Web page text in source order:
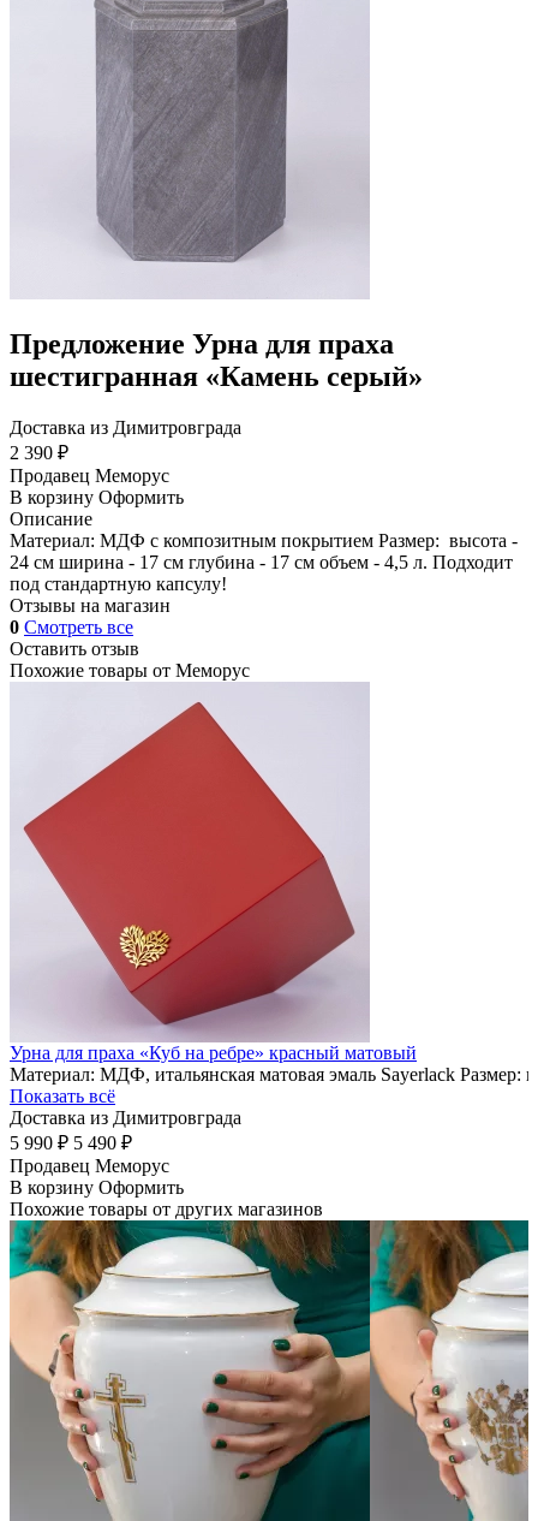
Предложение Урна для праха
шестигранная «Камень серый»
Доставка из Димитровграда
2 390 ₽
Продавец Меморус
В корзину Оформить
Описание
Материал: МДФ с композитным покрытием Размер: высота -
24 см ширина - 17 см глубина - 17 см объем - 4,5 л. Подходит
под стандартную капсулу!
Отзывы на магазин
0 Смотреть все
Оставить отзыв
Похожие товары от Меморус
Урна для праха «Куб на ребре» красный матовый
Материал: МДФ, итальянская матовая эмаль Sayerlack
Показать всё
Доставка из Димитровграда
5 990 ₽ 5 490 ₽
Продавец Меморус
В корзину Оформить
Похожие товары от других магазинов